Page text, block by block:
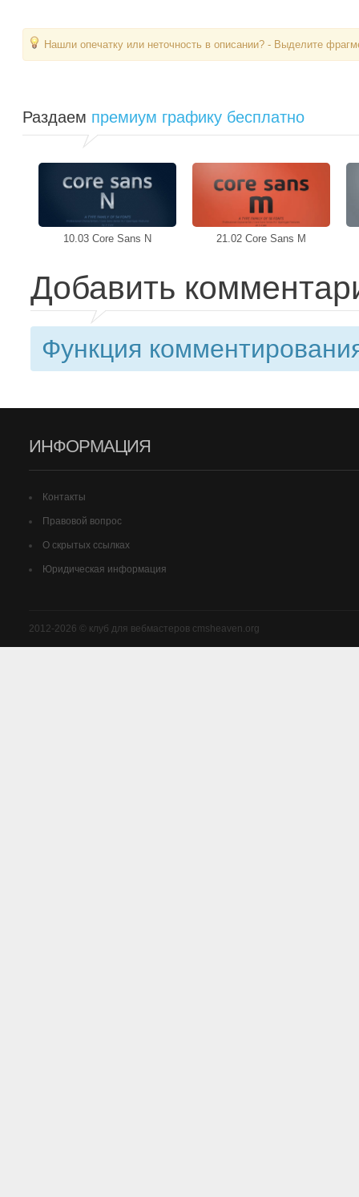
Нашли опечатку или неточность в описании? - Выделите
Раздаем премиум графику бесплатно
10.03 Core Sans N 21.02 Core Sans M
Добавить
Функция
ИНФОРМАЦИЯ
Контакты
Правовой вопрос
О скрытых ссылках
Юридическая информация
2012-2026 © клуб для вебмастеров cmsheaven.org